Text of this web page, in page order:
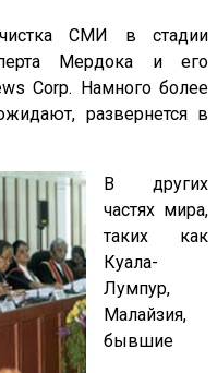
СМИ в стадии
Мердока и его
Corp. Намного более
развернется в
В других
частях мира,
таких как
Куала-
Лумпур,
Малайзия,
бывшие